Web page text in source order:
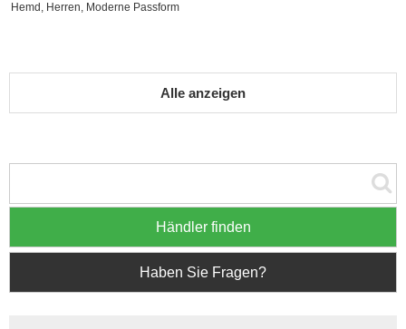
Hemd, Herren, Moderne Passform
Alle anzeigen
Händler finden
Haben Sie Fragen?